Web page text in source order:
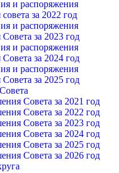
и распоряжения
совета за 2022 год
и распоряжения
Cовета за 2023 год
и распоряжения
Cовета за 2024 год
и распоряжения
Cовета за 2025 год
Совета за 2021 год
Совета за 2022 год
Cовета за 2023 год
Совета за 2024 год
Совета за 2025 год
Совета за 2026 год